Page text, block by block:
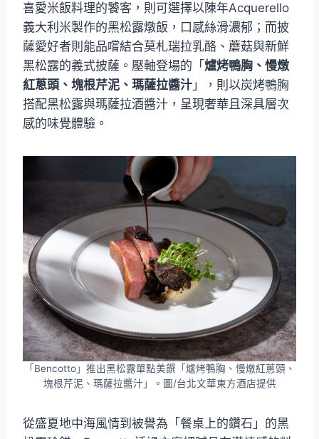
喜愛米飯料理的饕客，則可選擇以陳年Acquerello
義大利米製作的黑松露燉飯，口感絲滑濃郁；而披
薩愛好者則能品嚐結合莫札瑞拉乳酪、蘑菇與新鮮
黑松露的義式披薩。壓軸登場的「 爐烤鴨胸、慢燉
紅蔥頭、塊根芹泥、瑪薩拉醬汁 」，則以炭烤鴨胸
搭配黑松露與瑪薩拉酒醬汁，呈現奢華且深具層次
感的味覺體驗。
「Bencotto」推出黑松露單點美饌「爐烤鴨胸、慢燉紅蔥頭、
塊根芹泥、瑪薩拉醬汁」。圖/台北文華東方酒店提供
從盛夏地中海風情到被譽為「餐桌上的鑽石」的黑